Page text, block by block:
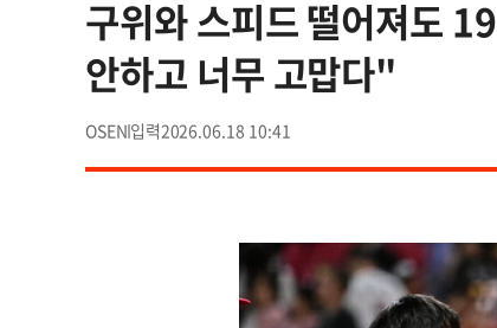
구위와 스피드 떨어져도
안하고 너무 고맙다"
OSEN 2026.06.18 10:41